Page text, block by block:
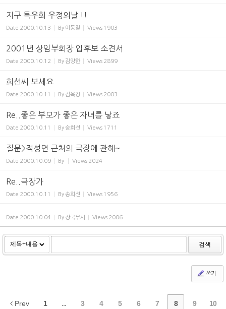
지구 특우회 우정의날 !!
Date 2000.10.13 By 이동철 Views 1903
2001년 상임부회장 입후보 소견서
Date 2000.10.12 By 김양한 Views 2899
희선씨 보세요
Date 2000.10.11 By 김옥경 Views 2003
Re..좋은 부모가 좋은 자녀를 낳죠
Date 2000.10.11 By송희선 Views 1711
질문>적성면 근처의 극장에 관해~
Date 2000.10.09 By Views 2024
Re..극장가
Date 2000.10.11 By송희선 Views 1956
Date 2000.10.04 By 장국무사 Views 2006
검색
쓰기
Prev 1 ... 3 4 5 6 7 8 9 10